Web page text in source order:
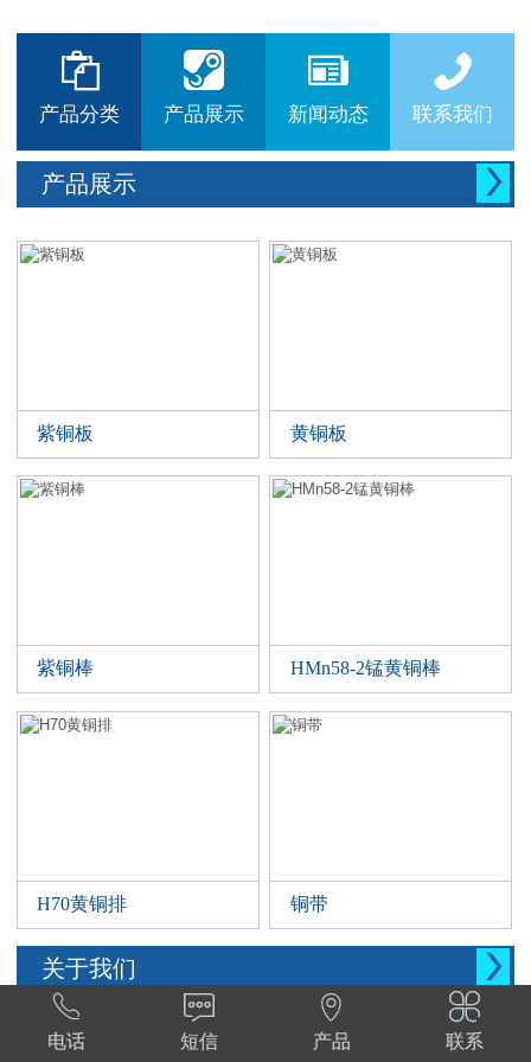



产品分类

产品展示

新闻动态

联系我们
产品展示 
紫铜板 黄铜板
紫铜棒 HMn58-2锰黄铜棒
H70黄铜排 铜带
关于我们 
西安晨腾物资有限公司 常年销售铜管，铜棒。
铜棒，铜排等。材质:T1,T2,T3,TP2,Tu1,TU2,

电话

短信

产品

联系